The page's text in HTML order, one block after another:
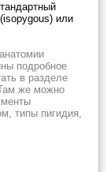
или
подробное
в разделе
же можно
типы пигидия,